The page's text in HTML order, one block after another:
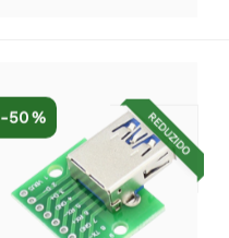
REDUZIDO
-50 %